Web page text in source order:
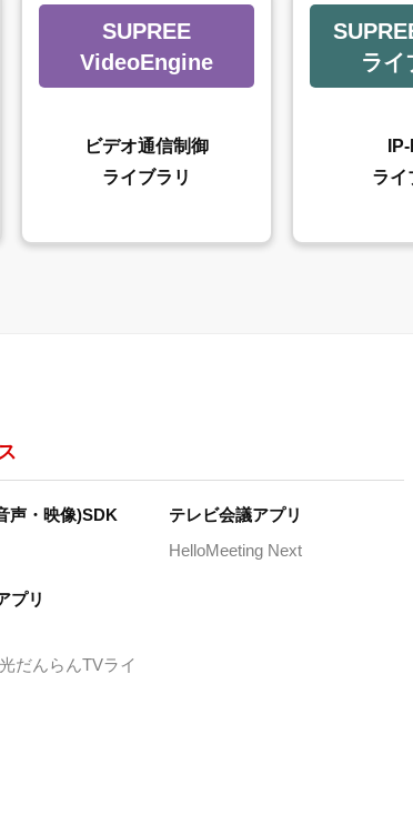
SUPREE
VideoEngine
ビデオ通信制御
ライブラリ
ライ
ライ
声・映像)SDK
プリ
だんらんTVライ
テレビ会議アプリ
HelloMeeting Next